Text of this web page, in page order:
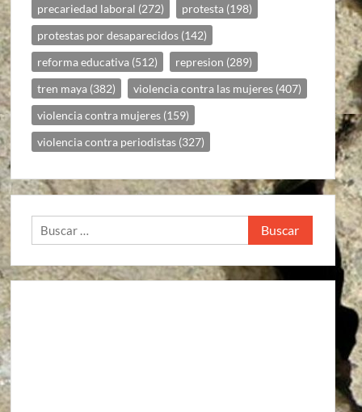
precariedad laboral (272) protesta (198)
protestas por desaparecidos (142)
reforma educativa (512) represion (289)
tren maya (382) violencia contra las mujeres (407)
violencia contra mujeres (159)
violencia contra periodistas (327)
Buscar: